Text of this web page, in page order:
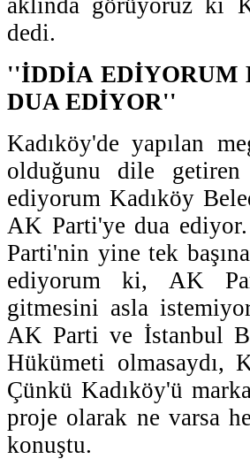
dedi.
''İDDİA EDİYORUM
DUA EDİYOR''
Kadıköy'de yapılan
olduğunu dile
ediyorum Kadıköy
AK Parti'ye dua
Parti'nin yine tek
ediyorum ki, AK
gitmesini asla
AK Parti ve İstanbul
Hükümeti olmasaydı,
Çünkü Kadıköy'ü
proje olarak ne varsa
konuştu.